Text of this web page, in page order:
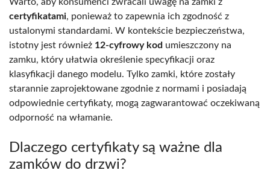
Warto, aby konsumenci zwracali uwagę na zamki z
certyfikatami, ponieważ to zapewnia ich zgodność z
ustalonymi standardami. W kontekście bezpieczeństwa,
istotny jest również 12-cyfrowy kod umieszczony na
zamku, który ułatwia określenie specyfikacji oraz
klasyfikacji danego modelu. Tylko zamki, które zostały
starannie zaprojektowane zgodnie z normami i posiadają
odpowiednie certyfikaty, mogą zagwarantować oczekiwaną
odporność na włamanie.
Dlaczego certyfikaty są ważne dla
zamków do drzwi?